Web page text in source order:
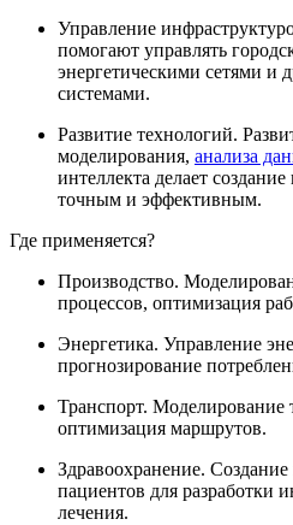
Управление
помогают управлять
энергетическими сетями и
системами.
Развитие технологий.
моделирования, анализа
интеллекта делает
точным и эффективным.
Где применяется?
Производство.
процессов, оптимизация
Энергетика. Управление
прогнозирование
Транспорт. Моделирование
оптимизация маршрутов.
Здравоохранение.
пациентов для разработки
лечения.